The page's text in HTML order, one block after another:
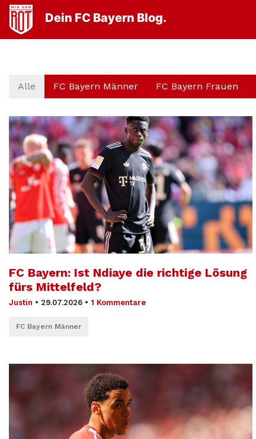
Dein FC Bayern Blog.
Alle FC Bayern Männer FC Bayern Frauen
FC Bayern: Ist Ndiaye die richtige Lösung
fürs Mittelfeld?
Justin • 29.07.2026 • 1 Kommentare
FC Bayern Männer